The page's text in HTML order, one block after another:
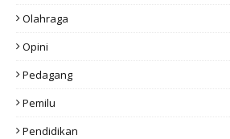
Olahraga
Opini
Pedagang
Pemilu
Pendidikan